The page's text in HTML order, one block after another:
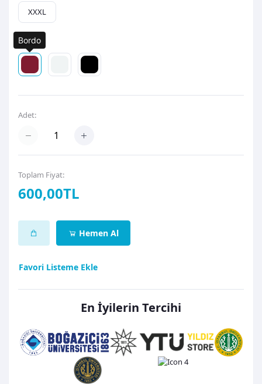
XXXL
Renk:
Adet:
Toplam Fiyat:
600,00TL
Hemen Al
Favori Listeme Ekle
En İyilerin Tercihi
Bordo